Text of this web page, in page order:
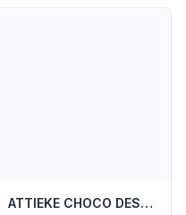
ATTIEKE CHOCO DESYDRATE SACHET 200G